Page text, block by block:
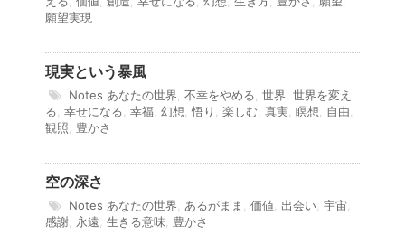
願望実現
現実という暴風
Notes あなたの世界 不幸をやめる 世界 世界を変え
る 幸せになる 幸福 幻想 悟り 楽しむ 真実 瞑想 自由
観照
豊かさ
空の深さ
Notes あなたの世界 あるがまま 価値 出会い 宇宙
感謝 永遠 生きる意味 豊かさ